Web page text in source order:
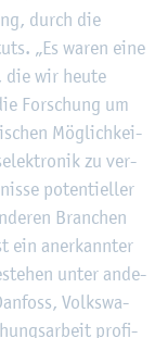
durch die
„Es waren eine
die wir heute
For­schung um
Mög­lich­kei­
zu ver­
po­ten­ti­el­ler
Bran­chen
ein an­er­kann­ter
unter an­de­
Volks­wa­
pro­fi­